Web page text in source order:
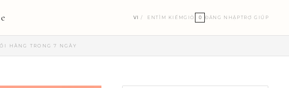
VI ENTÌM KIẾMGIỎ 0 ĐĂNG NHẬPTRỢ GIÚP
HÀNG TRONG 7 NGÀY